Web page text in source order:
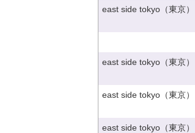
east side tokyo（東京）
east side tokyo（東京）
east side tokyo（東京）
east side tokyo（東京）